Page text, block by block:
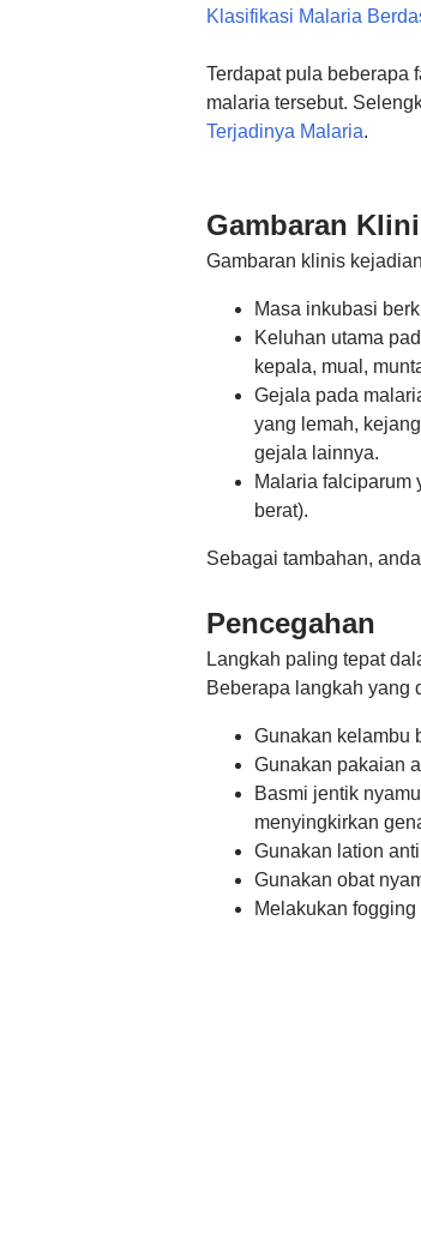
Klasifikasi Malaria
Terdapat pula beberapa
malaria tersebut.
Terjadinya Malaria.
Gambaran
Gambaran klinis
Masa inkubasi
Keluhan utama
kepala, mual,
Gejala pada
yang lemah,
gejala lainnya.
Malaria falciparum
berat).
Sebagai tambahan,
Pencegahan
Langkah paling tepat
Beberapa langkah yang
Gunakan kelambu
Gunakan pakaian
Basmi jentik
menyingkirkan
Gunakan lation
Gunakan obat
Melakukan